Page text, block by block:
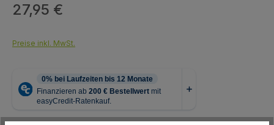
Regulärer Preis:
27,95 €
Preise inkl. MwSt.